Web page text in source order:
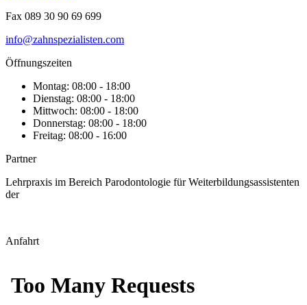
Fax 089 30 90 69 699
info@zahnspezialisten.com
Öffnungszeiten
Montag: 08:00 - 18:00
Dienstag: 08:00 - 18:00
Mittwoch: 08:00 - 18:00
Donnerstag: 08:00 - 18:00
Freitag: 08:00 - 16:00
Partner
Lehrpraxis im Bereich Parodontologie für Weiterbildungsassistenten
der
Anfahrt